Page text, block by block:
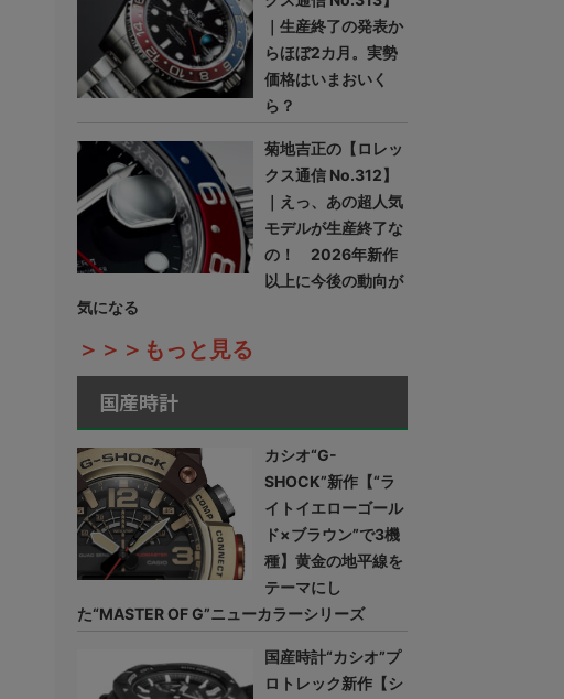
｜生産終了の発表か
らほぼ2カ月。実勢
価格はいまおいく
ら？
菊地吉正の【ロレッ
クス通信 No.312】
｜えっ、あの超人気
モデルが生産終了な
の！ 2026年新作
以上に今後の動向が
気になる
＞＞＞もっと見る
国産時計
カシオ“G-
SHOCK”新作【“ラ
イトイエローゴール
ド×ブラウン”で3機
種】黄金の地平線を
テーマにし
た“MASTER OF G”ニューカラーシリーズ
国産時計“カシオ”プ
ロトレック新作【シ